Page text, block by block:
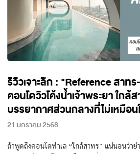
รีวิวเจาะลึก : "Reference สาท
คอนโดวิวโค้งน้ำเจ้าพระยา ใกล้
บรรยากาศส่วนกลางที่ไม่เหมือน
21 มกราคม 2568
ถ้าพูดถึงคอนโดทำเล “ใกล้สาทร” แน่นอนว่าย่